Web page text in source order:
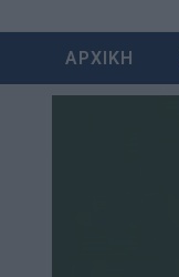
ΑΡΧΙΚΗ